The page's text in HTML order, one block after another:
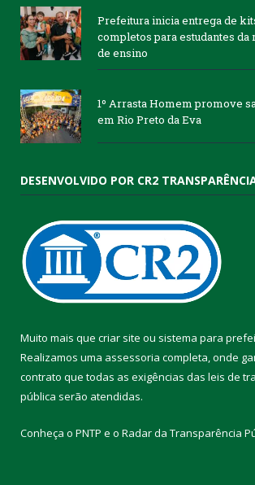
Prefeitura inicia entrega de
completos para estudantes
de ensino
1º Arrasta Homem promove
em Rio Preto da Eva
DESENVOLVIDO POR CR2
Muito mais que criar site ou sistema para
Realizamos uma assessoria completa, onde
contrato que todas as exigências das leis de
pública serão atendidas.
Conheça o PNTP e o Radar da Transparência